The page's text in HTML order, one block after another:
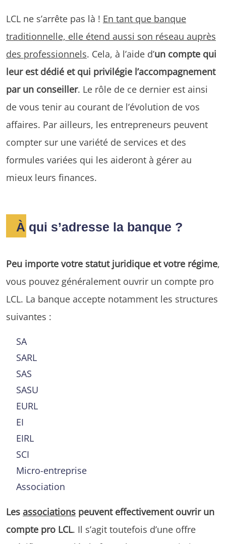
LCL ne s’arrête pas là ! En tant que banque
traditionnelle, elle étend aussi son réseau auprès
des professionnels. Cela, à l’aide d’un compte qui
leur est dédié et qui privilégie l’accompagnement
par un conseiller. Le rôle de ce dernier est ainsi
de vous tenir au courant de l’évolution de vos
affaires. Par ailleurs, les entrepreneurs peuvent
compter sur une variété de services et des
formules variées qui les aideront à gérer au
mieux leurs finances.
À qui s’adresse la banque ?
Peu importe votre statut juridique et votre régime,
vous pouvez généralement ouvrir un compte pro
LCL. La banque accepte notamment les structures
suivantes :
SA
SARL
SAS
SASU
EURL
EI
EIRL
SCI
Micro-entreprise
Association
Les associations peuvent effectivement ouvrir un
compte pro LCL. Il s’agit toutefois d’une offre